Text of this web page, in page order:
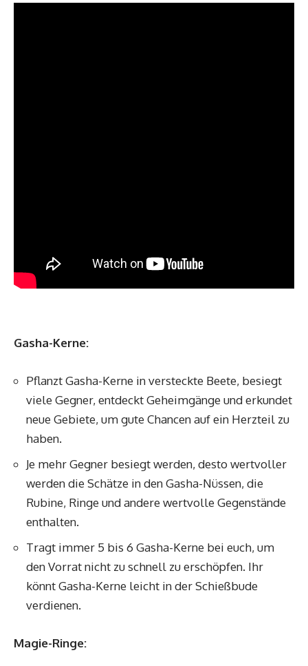
Gasha-Kerne:
Pflanzt Gasha-Kerne in versteckte Beete, besiegt
viele Gegner, entdeckt Geheimgänge und erkundet
neue Gebiete, um gute Chancen auf ein Herzteil zu
haben.
Je mehr Gegner besiegt werden, desto wertvoller
werden die Schätze in den Gasha-Nüssen, die
Rubine, Ringe und andere wertvolle Gegenstände
enthalten.
Tragt immer 5 bis 6 Gasha-Kerne bei euch, um
den Vorrat nicht zu schnell zu erschöpfen. Ihr
könnt Gasha-Kerne leicht in der Schießbude
verdienen.
Magie-Ringe: